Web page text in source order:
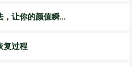
，让你的颜值瞬...
复过程